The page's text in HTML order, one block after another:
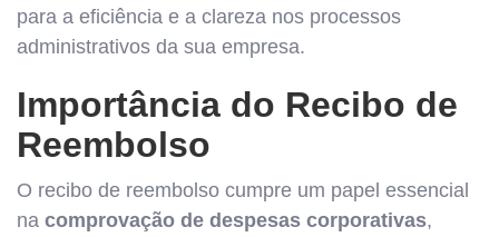
para a eficiência e a clareza nos processos
administrativos da sua empresa.
Importância do Recibo de
Reembolso
O recibo de reembolso cumpre um papel essencial
na comprovação de despesas corporativas,